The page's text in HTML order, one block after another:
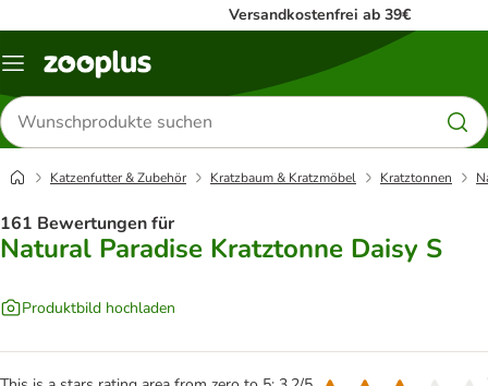
Versandkostenfrei ab 39€
Menü
Produkte
suchen
Katzenfutter & Zubehör Kratzbaum & Kratzmöbel Kratztonnen
161 Bewertungen für
Natural Paradise Kratztonne Daisy S
Produktbild hochladen